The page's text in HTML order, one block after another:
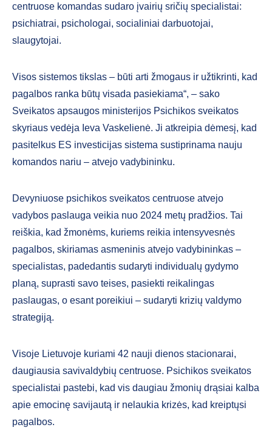
centruose komandas sudaro įvairių sričių specialistai:
psichiatrai, psichologai, socialiniai darbuotojai,
slaugytojai.
Visos sistemos tikslas – būti arti žmogaus ir užtikrinti, kad
pagal­bos ranka būtų visada pasiekiama“, – sako
Sveikatos apsaugos ministerijos Psichikos sveikatos
skyriaus vedėja Ieva Vaskelienė. Ji atkreipia dėmesį, kad
pasitelkus ES investicijas sistema susti­prinama nauju
komandos nariu – atvejo vadybininku.
Devyniuose psichikos sveikatos cen­truose atvejo
vadybos paslauga veikia nuo 2024 metų pradžios. Tai
reiškia, kad žmonėms, kuriems reikia intensyvesnės
pagalbos, skiriamas asmeninis atvejo vadybininkas –
specialistas, padedantis sudaryti individualų gydymo
planą, suprasti savo teises, pasiekti reikalingas
paslaugas, o esant poreikiui – sudaryti krizių valdymo
strategiją.
Visoje Lietuvoje kuriami 42 nauji die­nos stacionarai,
daugiausia savivaldybių centruose. Psichikos sveikatos
specia­listai pastebi, kad vis daugiau žmonių drąsiai kalba
apie emocinę savijautą ir nelaukia krizės, kad kreiptųsi
pagalbos.